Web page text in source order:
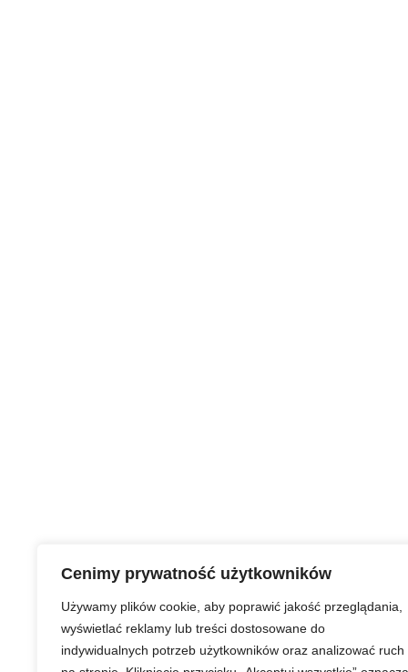
Cenimy prywatność użytkowników
Używamy plików cookie, aby poprawić jakość przeglądania,
wyświetlać reklamy lub treści dostosowane do
indywidualnych potrzeb użytkowników oraz analizować ruch